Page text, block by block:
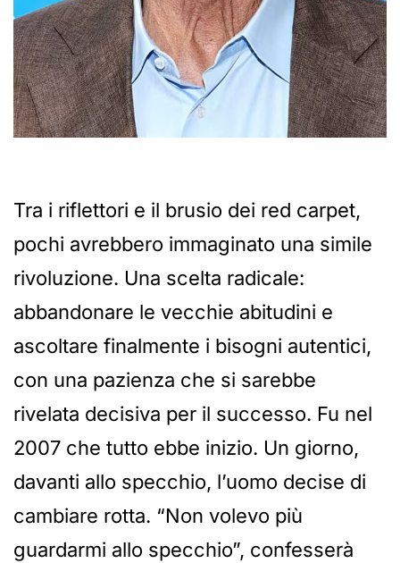
Tra i riflettori e il brusio dei red carpet,
pochi avrebbero immaginato una simile
rivoluzione. Una scelta radicale:
abbandonare le vecchie abitudini e
ascoltare finalmente i bisogni autentici,
con una pazienza che si sarebbe
rivelata decisiva per il successo. Fu nel
2007 che tutto ebbe inizio. Un giorno,
davanti allo specchio, l’uomo decise di
cambiare rotta. “Non volevo più
guardarmi allo specchio”, confesserà